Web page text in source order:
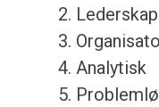
Lederskap
Analytisk